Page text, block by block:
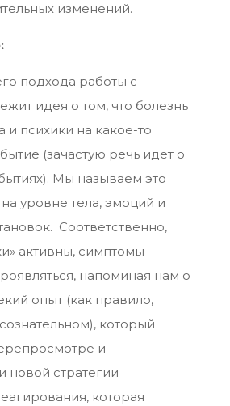
изменений.
подхода работы с
идея о том, что болезнь
и психики на какое-то
(зачастую речь идет о
Мы называем это
на уровне тела, эмоций и
Соответственно,
активны, симптомы
напоминая нам о
опыт (как правило,
который
и
стратегии
которая